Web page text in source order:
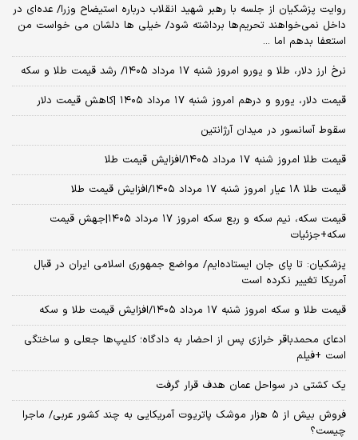
روایت پزشکیان از جلسه با رهبر شهید انقلاب درباره استیضاح وزرا/ عده‌ای در
داخل نمی‌خواهند تحریم‌ها برداشته شود/ خیلی ها دلشان می خواست من
استعفا بدهم اما ...
نرخ ارز دلار، طلا و یورو امروز شنبه ۱۷ مرداد ۱۴۰۵/ رشد قیمت طلا و سکه
قیمت دلار، یورو و درهم امروز شنبه ۱۷ مرداد ۱۴۰۵ |کاهش قیمت دلار
سقوط آسانسور در میدان آرژانتین
قیمت طلا امروز شنبه ۱۷ مرداد ۱۴۰۵/افزایش قیمت طلا
قیمت طلا ۱۸ عیار امروز شنبه ۱۷ مرداد ۱۴۰۵/افزایش قیمت طلا
قیمت سکه، نیم سکه و ربع سکه امروز ۱۷ مرداد ۱۴۰۵|جهش قیمت
سکه+جزئیات
پزشکیان: تا پای جان ایستاده‌ایم/ مواضع جمهوری اسلامی ایران در قبال
آمریکا تغییر نکرده است
قیمت طلا و سکه امروز شنبه ۱۷ مرداد ۱۴۰۵/افزایش قیمت طلا و سکه
ادعای محمدباقر خرازی پس از احضار به دادگاه؛ کلیپ‌ها جعلی و ساختگی
است +فیلم
یک کشتی در سواحل عمان هدف قرار گرفت
فروش بیش از ۵ هزار موشک پاتریوت آمریکایی به چند کشور عربی/ ماجرا
چیست؟